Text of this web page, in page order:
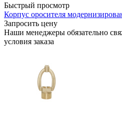
Быстрый просмотр
Корпус оросителя
Запросить цену
Наши менеджеры обязательно
условия заказа